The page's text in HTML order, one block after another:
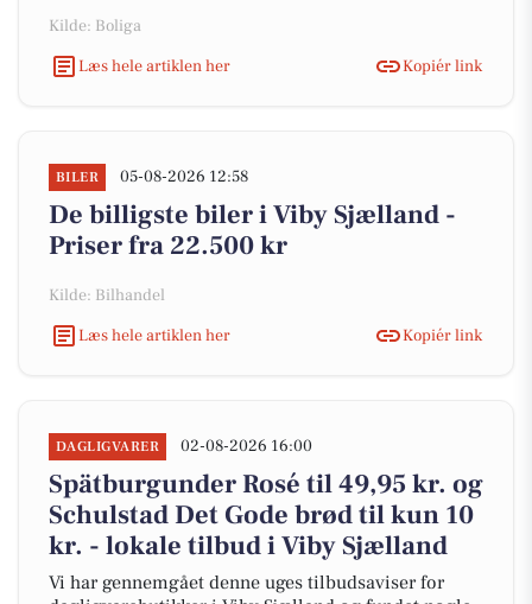
Kilde: Boliga
Læs hele artiklen her
Kopiér link
BILER 05-08-2026 12:58
De billigste biler i Viby Sjælland -
Priser fra 22.500 kr
Kilde: Bilhandel
Læs hele artiklen her
Kopiér link
DAGLIGVARER 02-08-2026 16:00
Spätburgunder Rosé til 49,95 kr. og
Schulstad Det Gode brød til kun 10
kr. - lokale tilbud i Viby Sjælland
Vi har gennemgået denne uges tilbudsaviser for